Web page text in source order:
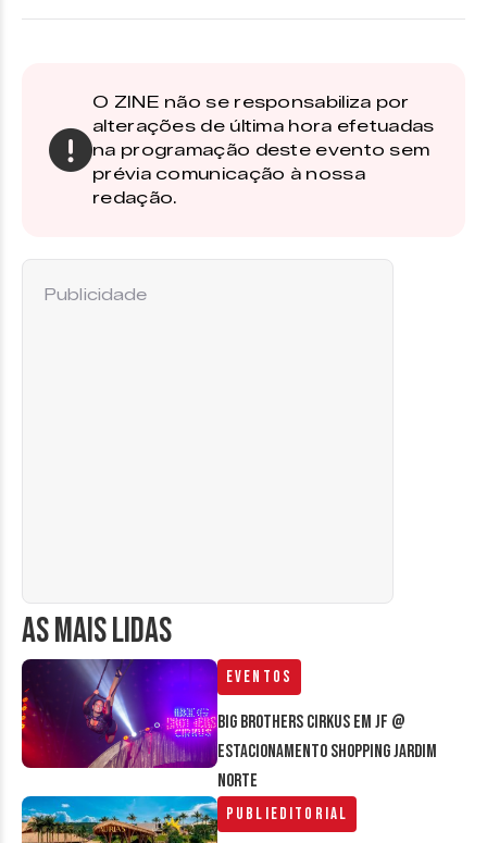
O ZINE não se responsabiliza por
alterações de última hora efetuadas
na programação deste evento sem
prévia comunicação à nossa
redação.
AS MAIS LIDAS
Eventos
Big Brothers Cirkus em JF @
estacionamento Shopping Jardim
Norte
Publieditorial
Publicidade